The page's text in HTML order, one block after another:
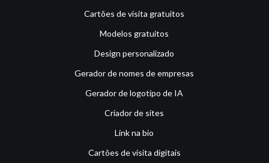
Cartões de visita gratuitos
Modelos gratuitos
Design personalizado
Gerador de nomes de empresas
Gerador de logotipo de IA
Criador de sites
Link na bio
Cartões de visita digitais